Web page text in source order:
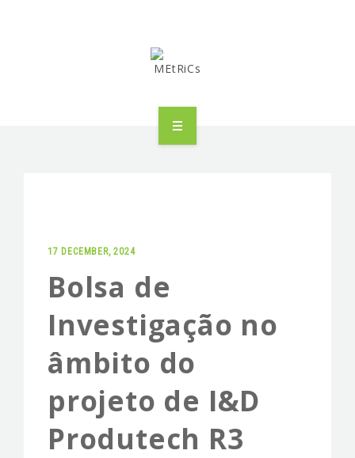
INDUSTRIAL PARTNERSHIP
ADVANCED TRAINING
EVENTS & NEWS
CONTACTS
17 DECEMBER, 2024
Bolsa de
Investigação no
âmbito do
projeto de I&D
Produtech R3